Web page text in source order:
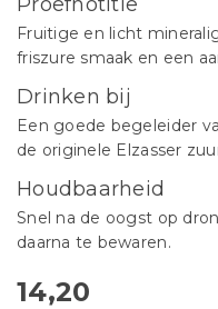
Fruitige en licht
friszure smaak en een
Drinken bij
Een goede begeleider
de originele Elzasser
Houdbaarheid
Snel na de oogst op
daarna te bewaren.
14,20